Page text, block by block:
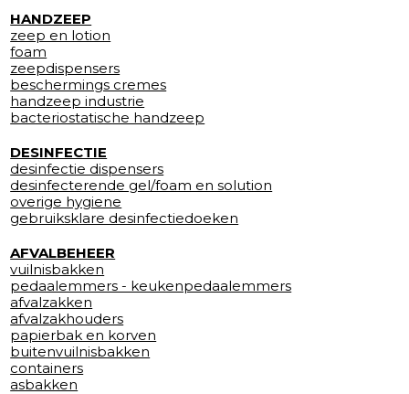
HANDZEEP
zeep en lotion
foam
zeepdispensers
beschermings cremes
handzeep industrie
bacteriostatische handzeep
DESINFECTIE
desinfectie dispensers
desinfecterende gel/foam en solution
overige hygiene
gebruiksklare desinfectiedoeken
AFVALBEHEER
vuilnisbakken
pedaalemmers - keukenpedaalemmers
afvalzakken
afvalzakhouders
papierbak en korven
buitenvuilnisbakken
containers
asbakken